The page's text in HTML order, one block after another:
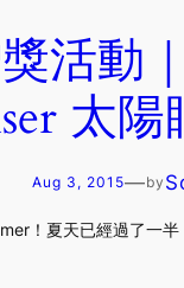
獎活動
太陽
Aug 3, 2015—by
！夏天已經過了一半